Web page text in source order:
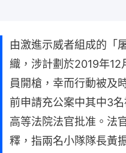
由激進示威者組成的「
織，涉計劃於2019年
員開槍，幸而行動被及
前申請充公案中其中3
高等法院法官批准。法
釋，指兩名小隊隊長黃